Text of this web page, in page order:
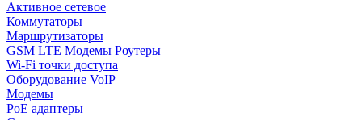
Активное сетевое
Коммутаторы
Маршрутизаторы
GSM LTE Модемы Роутеры
Wi-Fi точки доступа
Оборудование VoIP
Модемы
PoE адаптеры